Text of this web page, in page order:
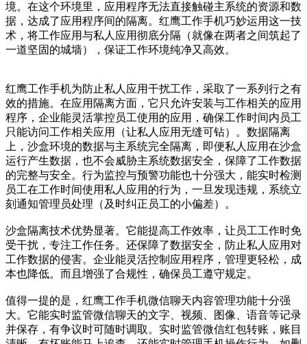
境。在这个环境里，应用程序无法直接触碰主系统的资源和数
据，达成了应用程序间的隔离。红鹰工作手机巧妙运用这一技
术，将工作应用与私人应用彻底分隔（就像在两者之间筑起了
一道坚固的城墙），保证工作环境纯净又高效。
红鹰工作手机为防止私人应用干扰工作，采取了一系列行之有
效的措施。在应用隔离方面，它只允许安装与工作相关的应用
程序，企业能灵活掌控员工使用的应用，确保工作时间内员工
只能访问工作相关应用（让私人应用无缝可钻）。数据隔离
上，沙盒环境的数据与主系统完全隔离，即便私人应用在沙盒
运行产生数据，也不会威胁主系统数据安全，保障了工作数据
的完整与安全。行为监控与预警功能也十分强大，能实时检测
员工在工作时间使用私人应用的行为，一旦发现违规，系统立
刻通知管理员处理（及时纠正员工的小偏差）。
沙盒隔离技术优势显著。它能提高工作效率，让员工工作时免
受干扰，专注工作任务。还保障了数据安全，防止私人应用对
工作数据的侵害。企业能灵活控制应用程序，管理更轻松，成
本也降低。而且增强了合规性，确保员工遵守规定。
值得一提的是，红鹰工作手机微信聊天内容管理功能十分强
大。它能实时监管微信聊天的文字、视频、图像、语音等记录
并保存，有争议时可随时调取。实时监管微信红包转账，账目